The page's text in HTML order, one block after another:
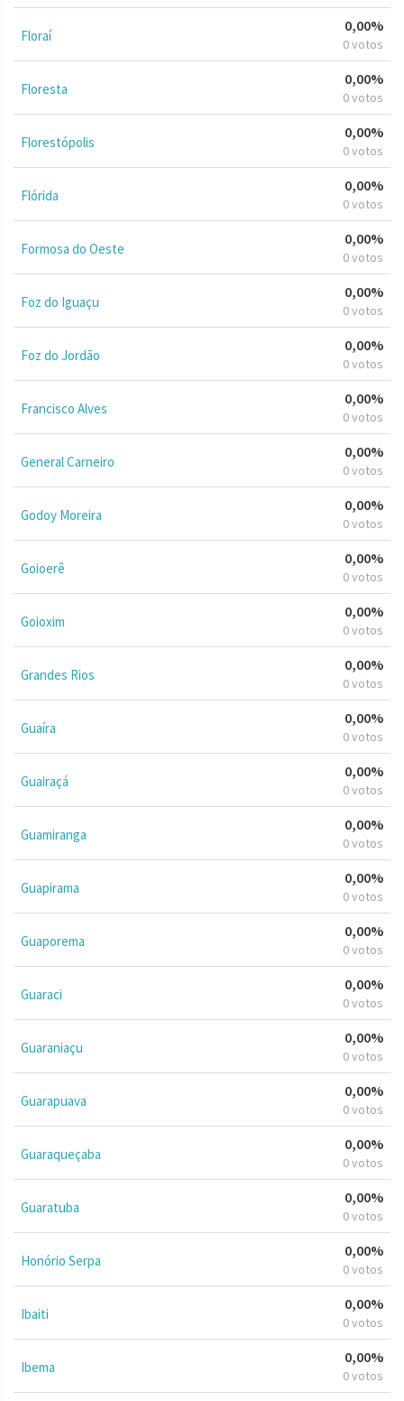
Floraí
0,00%
0 votos
Floresta
0,00%
0 votos
Florestópolis
0,00%
0 votos
Flórida
0,00%
0 votos
Formosa do Oeste
0,00%
0 votos
Foz do Iguaçu
0,00%
0 votos
Foz do Jordão
0,00%
0 votos
Francisco Alves
0,00%
0 votos
General Carneiro
0,00%
0 votos
Godoy Moreira
0,00%
0 votos
Goioerê
0,00%
0 votos
Goioxim
0,00%
0 votos
Grandes Rios
0,00%
0 votos
Guaíra
0,00%
0 votos
Guairaçá
0,00%
0 votos
Guamiranga
0,00%
0 votos
Guapirama
0,00%
0 votos
Guaporema
0,00%
0 votos
Guaraci
0,00%
0 votos
Guaraniaçu
0,00%
0 votos
Guarapuava
0,00%
0 votos
Guaraqueçaba
0,00%
0 votos
Guaratuba
0,00%
0 votos
Honório Serpa
0,00%
0 votos
Ibaiti
0,00%
0 votos
Ibema
0,00%
0 votos